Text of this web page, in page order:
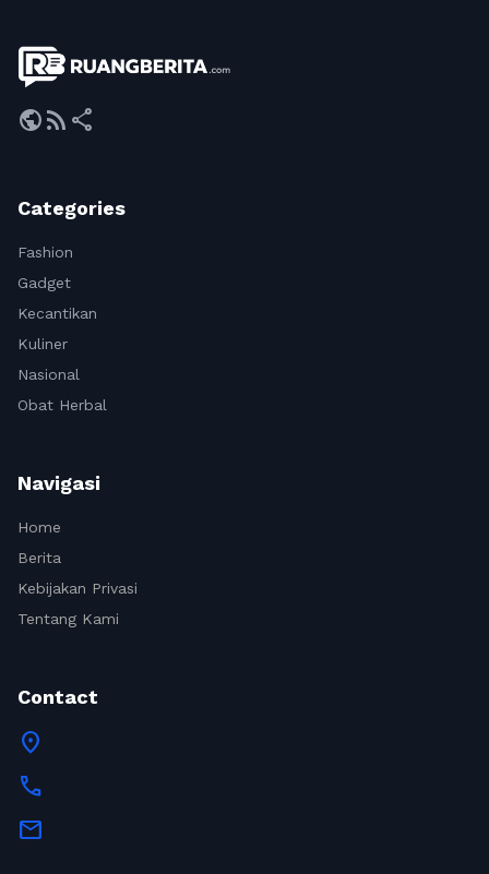
publicrss_feed share
Categories
Fashion
Gadget
Kecantikan
Kuliner
Nasional
Obat Herbal
Navigasi
Home
Berita
Kebijakan Privasi
Tentang Kami
Contact
location_on
call
mail